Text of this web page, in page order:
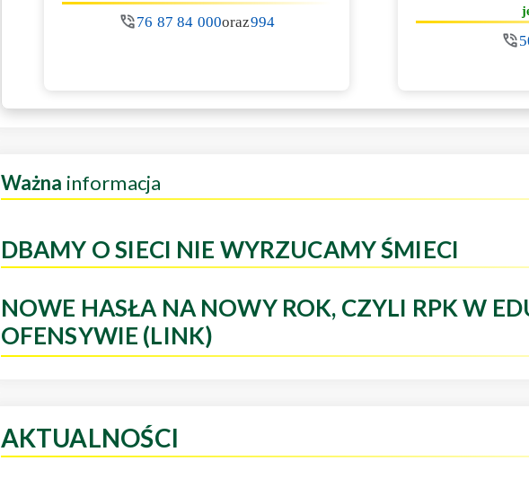
76 87 84 000oraz994
Ważna informacja
DBAMY O SIECI NIE WYRZUCAMY ŚMIECI
NOWE HASŁA NA NOWY ROK, CZYLI RPK W
OFENSYWIE (LINK)
AKTUALNOŚCI